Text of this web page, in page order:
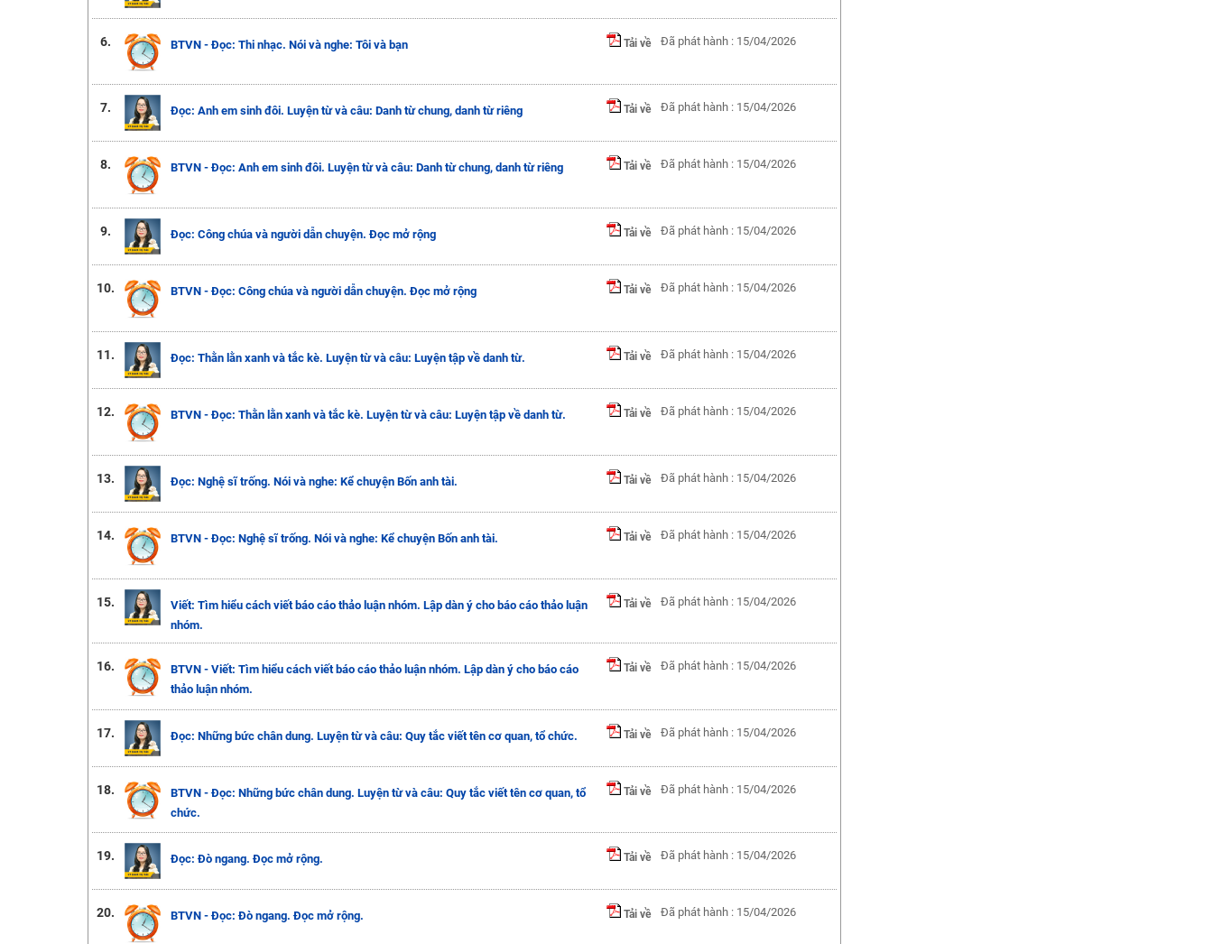
6. BTVN - Đọc: Thi nhạc. Nói và nghe: Tôi và bạn Tải về Đã phát hành : 15/04/2026
7. Đọc: Anh em sinh đôi. Luyện từ và câu: Danh từ chung, danh từ riêng Tải về Đã phát hành : 15/04/2026
8. BTVN - Đọc: Anh em sinh đôi. Luyện từ và câu: Danh từ chung, danh từ riêng Tải về Đã phát hành : 15/04/2026
9. Đọc: Công chúa và người dẫn chuyện. Đọc mở rộng Tải về Đã phát hành : 15/04/2026
10. BTVN - Đọc: Công chúa và người dẫn chuyện. Đọc mở rộng Tải về Đã phát hành : 15/04/2026
11. Đọc: Thằn lằn xanh và tắc kè. Luyện từ và câu: Luyện tập về danh từ. Tải về Đã phát hành : 15/04/2026
12. BTVN - Đọc: Thằn lằn xanh và tắc kè. Luyện từ và câu: Luyện tập về danh từ. Tải về Đã phát hành : 15/04/2026
13. Đọc: Nghệ sĩ trống. Nói và nghe: Kể chuyện Bốn anh tài. Tải về Đã phát hành : 15/04/2026
14. BTVN - Đọc: Nghệ sĩ trống. Nói và nghe: Kể chuyện Bốn anh tài. Tải về Đã phát hành : 15/04/2026
15.
Viết: Tìm hiểu cách viết báo cáo thảo luận nhóm. Lập dàn ý cho báo cáo thảo luận
nhóm.
Tải về Đã phát hành : 15/04/2026
16.
BTVN - Viết: Tìm hiểu cách viết báo cáo thảo luận nhóm. Lập dàn ý cho báo cáo
thảo luận nhóm.
Tải về Đã phát hành : 15/04/2026
17. Đọc: Những bức chân dung. Luyện từ và câu: Quy tắc viết tên cơ quan, tổ chức. Tải về Đã phát hành : 15/04/2026
18.
BTVN - Đọc: Những bức chân dung. Luyện từ và câu: Quy tắc viết tên cơ quan, tổ
chức.
Tải về Đã phát hành : 15/04/2026
19. Đọc: Đò ngang. Đọc mở rộng. Tải về Đã phát hành : 15/04/2026
20. BTVN - Đọc: Đò ngang. Đọc mở rộng. Tải về Đã phát hành : 15/04/2026